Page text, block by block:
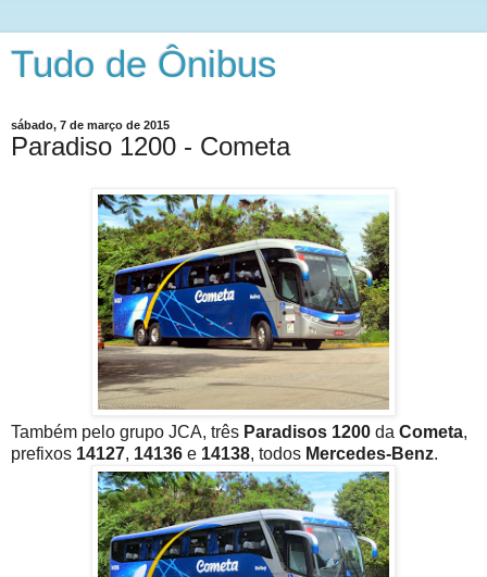
Tudo de Ônibus
sábado, 7 de março de 2015
Paradiso 1200 - Cometa
Também pelo grupo JCA, três Paradisos 1200 da Cometa,
prefixos 14127, 14136 e 14138, todos Mercedes-Benz.